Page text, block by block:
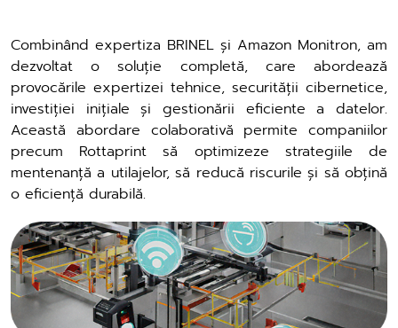
Combinând expertiza BRINEL și Amazon Monitron, am
dezvoltat o soluție completă, care abordează
provocările expertizei tehnice, securității cibernetice,
investiției inițiale și gestionării eficiente a datelor.
Această abordare colaborativă permite companiilor
precum Rottaprint să optimizeze strategiile de
mentenanță a utilajelor, să reducă riscurile și să obțină
o eficiență durabilă.